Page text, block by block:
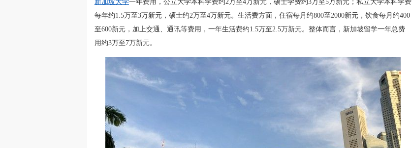
新加坡大学一年费用，公立大学本科学费约2万至4万新元，硕士学费约3万至5万新元；私立大学本科学费
每年约1.5万至3万新元，硕士约2万至4万新元。生活费方面，住宿每月约800至2000新元，饮食每月约400
至600新元，加上交通、通讯等费用，一年生活费约1.5万至2.5万新元。整体而言，新加坡留学一年总费
用约3万至7万新元。